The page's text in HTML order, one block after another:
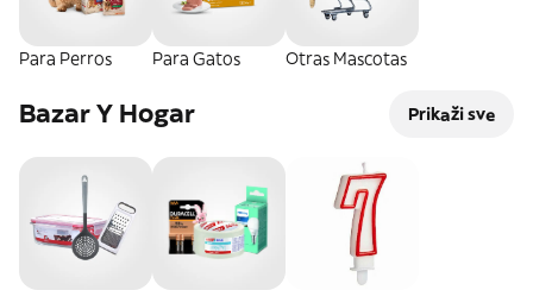
Para Perros Para Gatos Otras Mascotas
Bazar Y Hogar Prikaži sve